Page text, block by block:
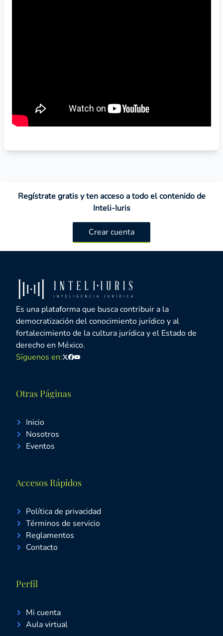
Regístrate gratis y ten acceso a todo el contenido de
Inteli-Iuris
Crear cuenta
Es una plataforma que busca contribuir a la
democratización del conocimiento jurídico y al
fortalecimiento de la cultura jurídica y el Estado de
derecho en México.
Síguenos en:Twitter
Facebook
Youtube
Otras Páginas
Inicio
Nosotros
Eventos
Accesos Rápidos
Política de privacidad
Términos de servicio
Reglamentos
Contacto
Perfil
Mi cuenta
Aula virtual